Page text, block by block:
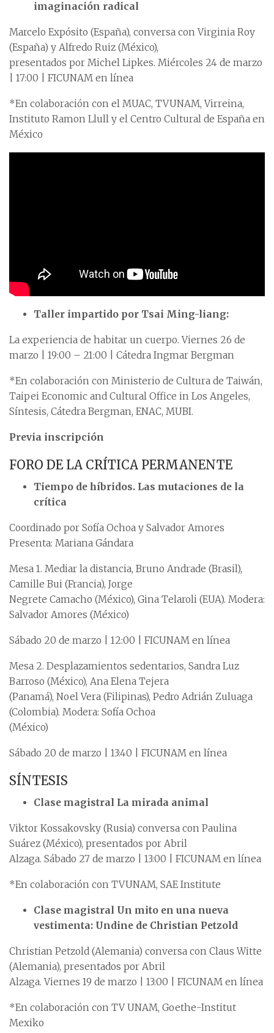
imaginación radical
Marcelo Expósito (España), conversa con Virginia Roy
(España) y Alfredo Ruiz (México),
presentados por Michel Lipkes. Miércoles 24 de marzo
| 17:00 | FICUNAM en línea
*En colaboración con el MUAC, TVUNAM, Virreina,
Instituto Ramon Llull y el Centro Cultural de España en
México
Taller impartido por Tsai Ming-liang:
La experiencia de habitar un cuerpo. Viernes 26 de
marzo | 19:00 – 21:00 | Cátedra Ingmar Bergman
*En colaboración con Ministerio de Cultura de Taiwán,
Taipei Economic and Cultural Office in Los Angeles,
Síntesis, Cátedra Bergman, ENAC, MUBI.
Previa inscripción
FORO DE LA CRÍTICA PERMANENTE
Tiempo de híbridos. Las mutaciones de la
crítica
Coordinado por Sofía Ochoa y Salvador Amores
Presenta: Mariana Gándara
Mesa 1. Mediar la distancia, Bruno Andrade (Brasil),
Camille Bui (Francia), Jorge
Negrete Camacho (México), Gina Telaroli (EUA). Modera:
Salvador Amores (México)
Sábado 20 de marzo | 12:00 | FICUNAM en línea
Mesa 2. Desplazamientos sedentarios, Sandra Luz
Barroso (México), Ana Elena Tejera
(Panamá), Noel Vera (Filipinas), Pedro Adrián Zuluaga
(Colombia). Modera: Sofía Ochoa
(México)
Sábado 20 de marzo | 13:40 | FICUNAM en línea
SÍNTESIS
Clase magistral La mirada animal
Viktor Kossakovsky (Rusia) conversa con Paulina
Suárez (México), presentados por Abril
Alzaga. Sábado 27 de marzo | 13:00 | FICUNAM en línea
*En colaboración con TVUNAM, SAE Institute
Clase magistral Un mito en una nueva
vestimenta: Undine de Christian Petzold
Christian Petzold (Alemania) conversa con Claus Witte
(Alemania), presentados por Abril
Alzaga. Viernes 19 de marzo | 13:00 | FICUNAM en línea
*En colaboración con TV UNAM, Goethe-Institut
Mexiko